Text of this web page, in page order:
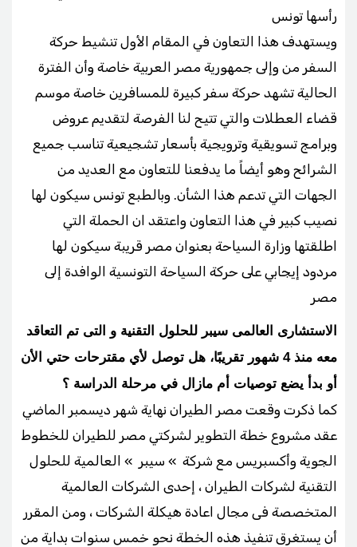
رأسها تونس
ويستهدف هذا التعاون في المقام الأول تنشيط حركة
السفر من وإلى جمهورية مصر العربية خاصة وأن الفترة
الحالية تشهد حركة سفر كبيرة للمسافرين خاصة موسم
قضاء العطلات والتي تتيح لنا الفرصة لتقديم عروض
وبرامج تسويقية وترويجية بأسعار تشجيعية تناسب جميع
الشرائح وهو أيضاً ما يدفعنا للتعاون مع العديد من
الجهات التي تدعم هذا الشأن. وبالطبع تونس سيكون لها
نصيب كبير في هذا التعاون واعتقد ان الحملة التي
اطلقتها وزارة السياحة بعنوان مصر قريبة سيكون لها
مردود إيجابي على حركة السياحة التونسية الوافدة إلى
مصر
الاستشارى العالمى سيبر للحلول التقنية و التى تم التعاقد
معه منذ 4 شهور تقريبًا، هل توصل لأي مقترحات حتي الأن
أو بدأ يضع توصيات أم مازال في مرحلة الدراسة ؟
كما ذكرت وقعت مصر الطيران نهاية شهر ديسمبر الماضي
عقد مشروع خطة التطوير لشركتي مصر للطيران للخطوط
الجوية وأكسبريس مع شركة » سيبر » العالمية للحلول
التقنية لشركات الطيران ، إحدى الشركات العالمية
المتخصصة فى مجال اعادة هيكلة الشركات ، ومن المقرر
أن يستغرق تنفيذ هذه الخطة نحو خمس سنوات بداية من